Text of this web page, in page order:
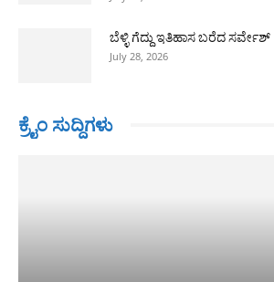
ಬೆಳ್ಳಿ ಗೆದ್ದು ಇತಿಹಾಸ ಬರೆದ ಸರ್ವೇಶ್
July 28, 2026
ಕ್ರೈಂ ಸುದ್ದಿಗಳು